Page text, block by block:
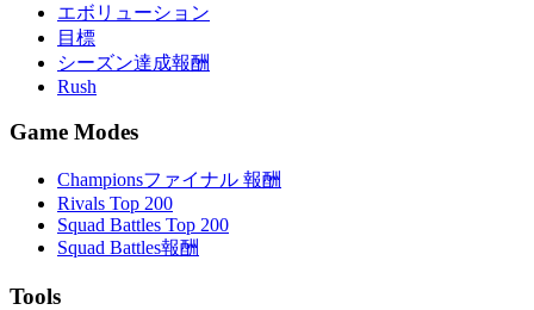
エボリューション
目標
シーズン達成報酬
Rush
Game Modes
Championsファイナル 報酬
Rivals Top 200
Squad Battles Top 200
Squad Battles報酬
Tools